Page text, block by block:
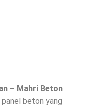
– Mahri Beton
beton yang